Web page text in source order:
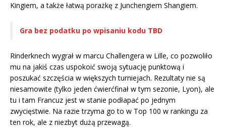
Kingiem, a także łatwą porażkę z Junchengiem Shangiem.
Gra bez podatku po wpisaniu kodu TBD
Rinderknech wygrał w marcu Challengera w Lille, co pozwoliło
mu na jakiś czas uspokoić swoją sytuację punktową i
poszukać szczęścia w większych turniejach. Rezultaty nie są
niesamowite (tylko jeden ćwierćfinał w tym sezonie, Lyon), ale
tu i tam Francuz jest w stanie podłapać po jednym
zwycięstwie. Na razie trzyma go to w Top 100 w rankingu za
ten rok, ale z niezbyt dużą przewagą.